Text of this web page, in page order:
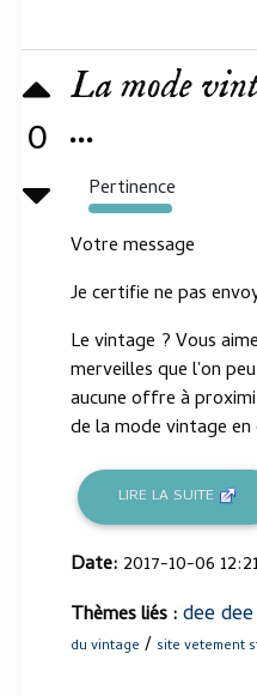
0
La mode
...
Pertinence
318%
Votre message
Je certifie ne pas
Le vintage ? Vous
merveilles que l'on
aucune offre à
de la mode vintage en
LIRE LA SUITE
Date: 2017-10-06
Thèmes liés :dee
du vintage / site vetement